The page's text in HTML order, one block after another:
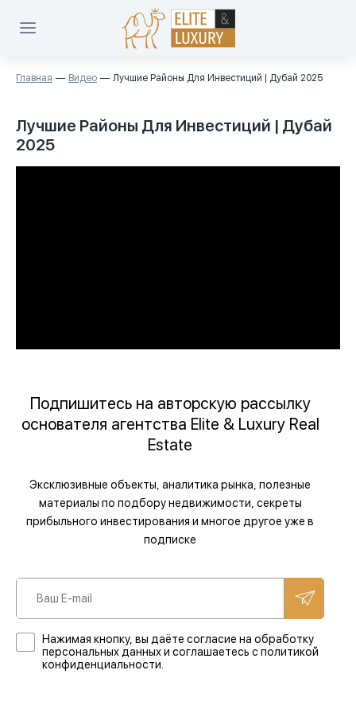
Главная Видео Лучшие Районы Для Инвестиций | Дубай 2025
Лучшие Районы Для Инвестиций | Дубай
2025
Подпишитесь на авторскую рассылку
основателя агентства Elite & Luxury Real
Estate
Эксклюзивные объекты, аналитика рынка, полезные
материалы по подбору недвижимости, секреты
прибыльного инвестирования и многое другое уже в
подписке
Нажимая кнопку, вы даёте согласие на обработку
персональных данных и соглашаетесь с политикой
конфиденциальности.